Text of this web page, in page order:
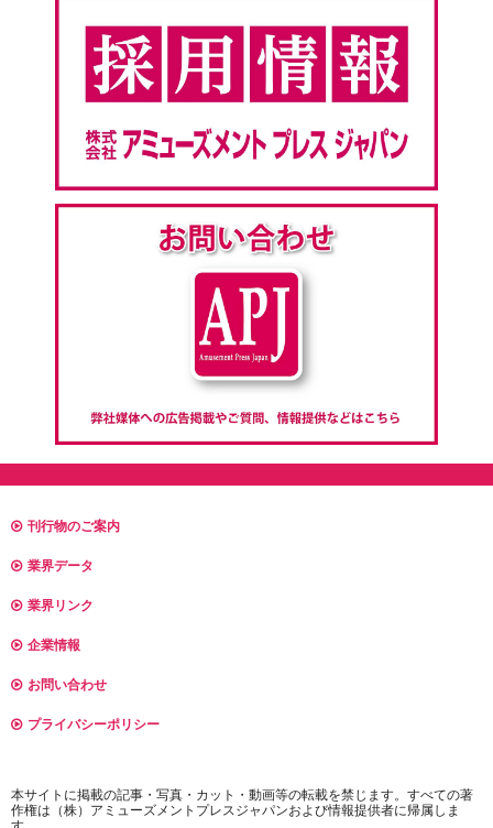
刊行物のご案内
業界データ
業界リンク
企業情報
お問い合わせ
プライバシーポリシー
本サイトに掲載の記事・写真・カット・動画等の転載を禁じます。すべての著
作権は（株）アミューズメントプレスジャパンおよび情報提供者に帰属しま